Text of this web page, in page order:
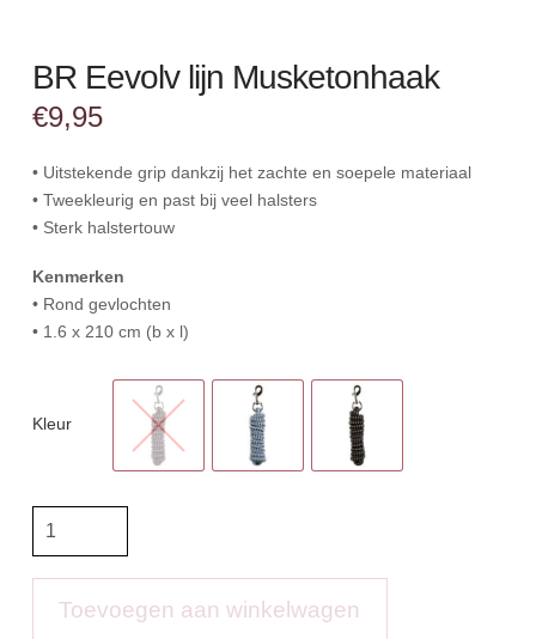
BR Eevolv lijn Musketonhaak
€9,95
• Uitstekende grip dankzij het zachte en soepele materiaal
• Tweekleurig en past bij veel halsters
• Sterk halstertouw
Kenmerken
• Rond gevlochten
• 1.6 x 210 cm (b x l)
Kleur
Musketonhaak
Toevoegen aan winkelwagen